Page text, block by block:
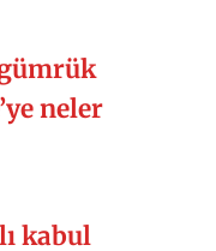
neler
kabul